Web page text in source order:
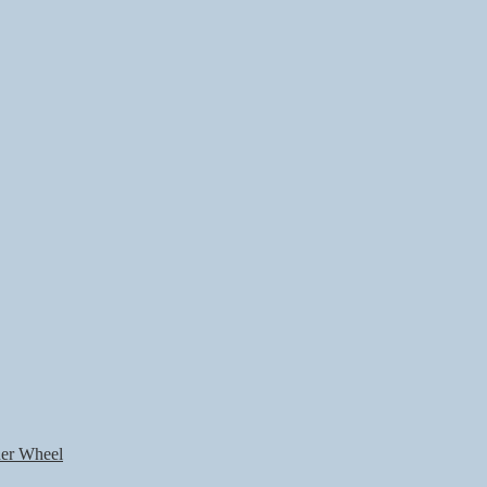
Wheel